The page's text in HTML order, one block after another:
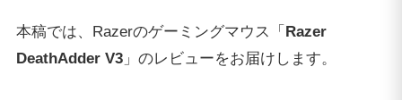
本稿では、Razerのゲーミングマウス「 Razer
DeathAdder V3」のレビューをお届けします。